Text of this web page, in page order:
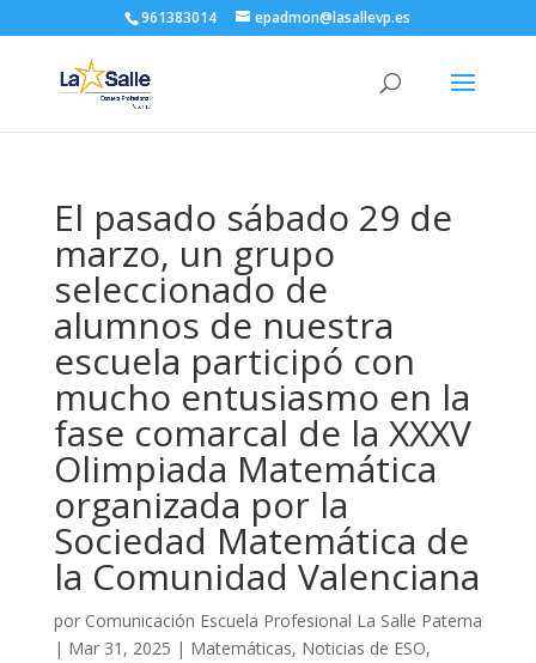
961383014 epadmon@lasallevp.es
El pasado sábado 29 de
marzo, un grupo
seleccionado de
alumnos de nuestra
escuela participó con
mucho entusiasmo en la
fase comarcal de la XXXV
Olimpiada Matemática
organizada por la
Sociedad Matemática de
la Comunidad Valenciana
por Comunicación Escuela Profesional La Salle Paterna
| Mar 31, 2025 | Matemáticas, Noticias de ESO,